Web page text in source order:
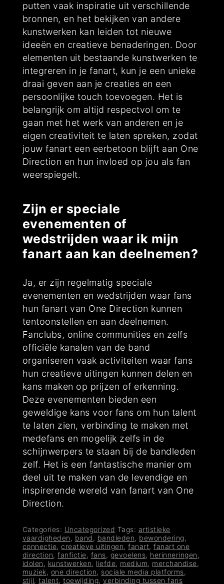
putten vaak inspiratie uit verschillende
bronnen, en het bekijken van andere
kunstwerken kan leiden tot nieuwe
ideeën en creatieve benaderingen. Door
elementen uit bestaande kunstwerken te
integreren in je fanart, kun je een unieke
draai geven aan je creaties en een
persoonlijke touch toevoegen. Het is
belangrijk om altijd respectvol om te
gaan met het werk van anderen en je
eigen creativiteit te laten spreken, zodat
jouw fanart een eerbetoon blijft aan One
Direction en hun invloed op jou als fan
weerspiegelt.
Zijn er speciale
evenementen of
wedstrijden waar ik mijn
fanart aan kan deelnemen?
Ja, er zijn regelmatig speciale
evenementen en wedstrijden waar fans
hun fanart van One Direction kunnen
tentoonstellen en aan deelnemen.
Fanclubs, online communities en zelfs
officiële kanalen van de band
organiseren vaak activiteiten waar fans
hun creatieve uitingen kunnen delen en
kans maken op prijzen of erkenning.
Deze evenementen bieden een
geweldige kans voor fans om hun talent
te laten zien, verbinding te maken met
medefans en mogelijk zelfs in de
schijnwerpers te staan bij de bandleden
zelf. Het is een fantastische manier om
deel uit te maken van de levendige en
inspirerende wereld van fanart van One
Direction.
Categories: Uncategorized Tags: artistieke
vaardigheden , band , bandleden, bewondering,
connectie,creatieve uitingen,fanart,fanart one
direction,fanfictie, fans, gevoelens, herinneringen ,
idolen , kunstwerken, liefde, medium, merchandise,
muziek, one direction, sociale media platforms,
stijl,talent,toewijding,verbinding tussen fans